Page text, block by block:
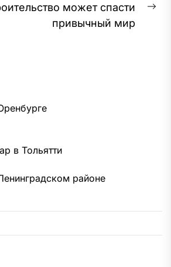
может спасти
привычный мир
в Тольятти
районе